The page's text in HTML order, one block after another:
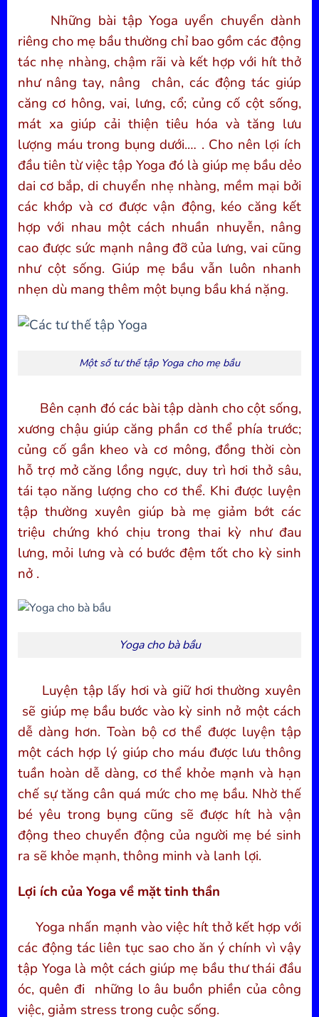
Những bài tập Yoga uyển chuyển dành
riêng cho mẹ bầu thường chỉ bao gồm các động
tác nhẹ nhàng, chậm rãi và kết hợp với hít thở
như nâng tay, nâng chân, các động tác giúp
căng cơ hông, vai, lưng, cổ; củng cố cột sống,
mát xa giúp cải thiện tiêu hóa và tăng lưu
lượng máu trong bụng dưới.… . Cho nên lợi ích
đầu tiên từ việc tập Yoga đó là giúp mẹ bầu dẻo
dai cơ bắp, di chuyển nhẹ nhàng, mềm mại bởi
các khớp và cơ được vận động, kéo căng kết
hợp với nhau một cách nhuần nhuyễn, nâng
cao được sức mạnh nâng đỡ của lưng, vai cũng
như cột sống. Giúp mẹ bầu vẫn luôn nhanh
nhẹn dù mang thêm một bụng bầu khá nặng.
Một số tư thế tập Yoga cho mẹ bầu
Bên cạnh đó các bài tập dành cho cột sống,
xương chậu giúp căng phần cơ thể phía trước;
củng cố gần kheo và cơ mông, đồng thời còn
hỗ trợ mở căng lồng ngực, duy trì hơi thở sâu,
tái tạo năng lượng cho cơ thể. Khi được luyện
tập thường xuyên giúp bà mẹ giảm bớt các
triệu chứng khó chịu trong thai kỳ như đau
lưng, mỏi lưng và có bước đệm tốt cho kỳ sinh
nở .
Yoga cho bà bầu
Luyện tập lấy hơi và giữ hơi thường xuyên
sẽ giúp mẹ bầu bước vào kỳ sinh nở một cách
dễ dàng hơn. Toàn bộ cơ thể được luyện tập
một cách hợp lý giúp cho máu được lưu thông
tuần hoàn dễ dàng, cơ thể khỏe mạnh và hạn
chế sự tăng cân quá mức cho mẹ bầu. Nhờ thế
bé yêu trong bụng cũng sẽ được hít hà vận
động theo chuyển động của người mẹ bé sinh
ra sẽ khỏe mạnh, thông minh và lanh lợi.
Lợi ích của Yoga về mặt tinh thần
Yoga nhấn mạnh vào việc hít thở kết hợp với
các động tác liên tục sao cho ăn ý chính vì vậy
tập Yoga là một cách giúp mẹ bầu thư thái đầu
óc, quên đi những lo âu buồn phiền của công
việc, giảm stress trong cuộc sống.